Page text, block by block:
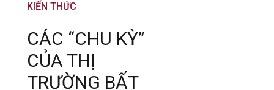
KIẾN THỨC
CÁC “CHU KỲ”
CỦA THỊ
TRƯỜNG BẤT